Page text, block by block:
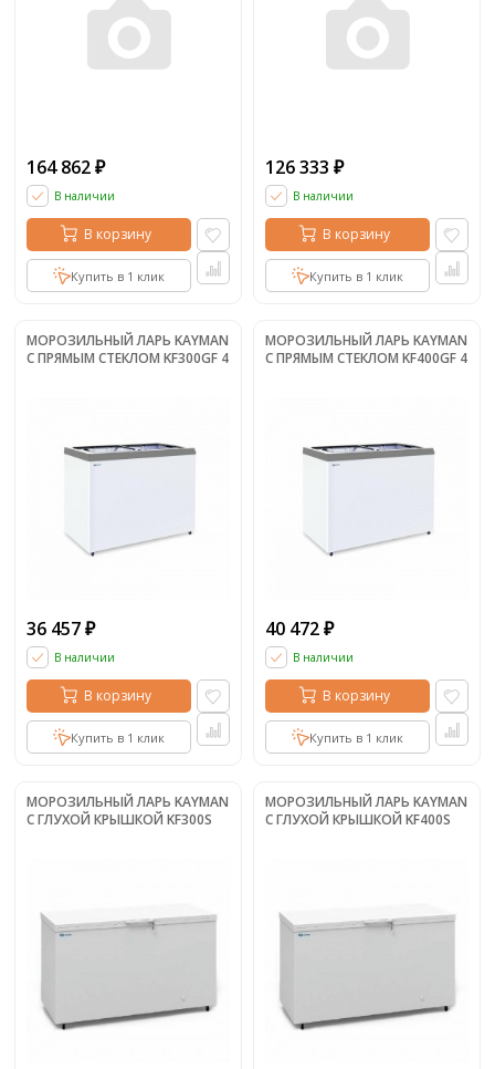
164 862 ₽
В наличии
В корзину
Купить в 1 клик
126 333 ₽
В наличии
В корзину
Купить в 1 клик
МОРОЗИЛЬНЫЙ ЛАРЬ KAYMAN
С ПРЯМЫМ СТЕКЛОМ KF300GF 4
36 457 ₽
В наличии
В корзину
Купить в 1 клик
МОРОЗИЛЬНЫЙ ЛАРЬ KAYMAN
С ПРЯМЫМ СТЕКЛОМ KF400GF 4
40 472 ₽
В наличии
В корзину
Купить в 1 клик
МОРОЗИЛЬНЫЙ ЛАРЬ KAYMAN
С ГЛУХОЙ КРЫШКОЙ KF300S
МОРОЗИЛЬНЫЙ ЛАРЬ KAYMAN
С ГЛУХОЙ КРЫШКОЙ KF400S